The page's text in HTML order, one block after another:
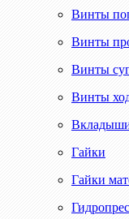
Винты
Винты
Винты
Винты
Гайки
Гайки